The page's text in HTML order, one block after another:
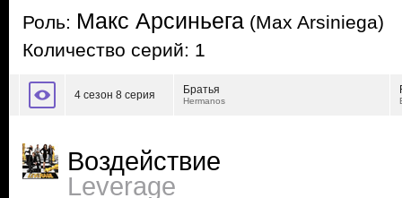
Роль: Макс Арсиньега (Max Arsiniega)
Количество серий: 1
4 сезон 8 серия Братья
Hermanos
Воздействие
Leverage